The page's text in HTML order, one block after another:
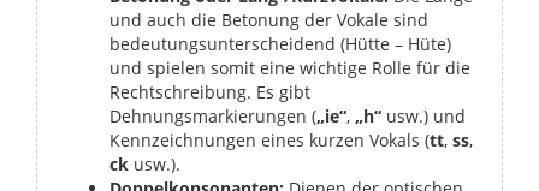
und auch die Betonung der Vokale sind
bedeutungsunterscheidend (Hütte – Hüte)
und spielen somit eine wichtige Rolle für die
Rechtschreibung. Es gibt
Dehnungsmarkierungen („ie“, „h“ usw.) und
Kennzeichnungen eines kurzen Vokals (tt, ss,
ck usw.).